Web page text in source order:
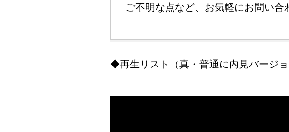
ご不明な点など、お気軽にお問い合
◆再生リスト（真・普通に内見バージョ